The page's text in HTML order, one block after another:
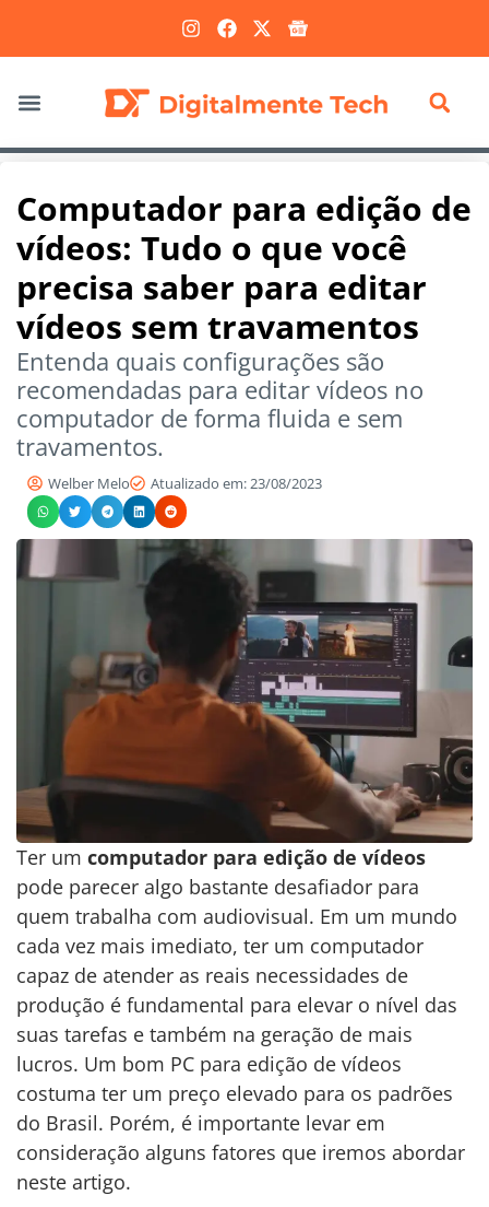
Computador para edição de
vídeos: Tudo o que você
precisa saber para editar
vídeos sem travamentos
Entenda quais configurações são
recomendadas para editar vídeos no
computador de forma fluida e sem
travamentos.
Welber Melo Atualizado em: 23/08/2023
Ter um computador para edição de vídeos
pode parecer algo bastante desafiador para
quem trabalha com audiovisual. Em um mundo
cada vez mais imediato, ter um computador
capaz de atender as reais necessidades de
produção é fundamental para elevar o nível das
suas tarefas e também na geração de mais
lucros. Um bom PC para edição de vídeos
costuma ter um preço elevado para os padrões
do Brasil. Porém, é importante levar em
consideração alguns fatores que iremos abordar
neste artigo.